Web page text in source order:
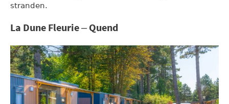
stranden.
La Dune Fleurie – Quend